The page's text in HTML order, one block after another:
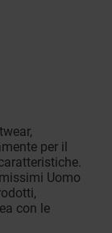
per il
Uomo
con le